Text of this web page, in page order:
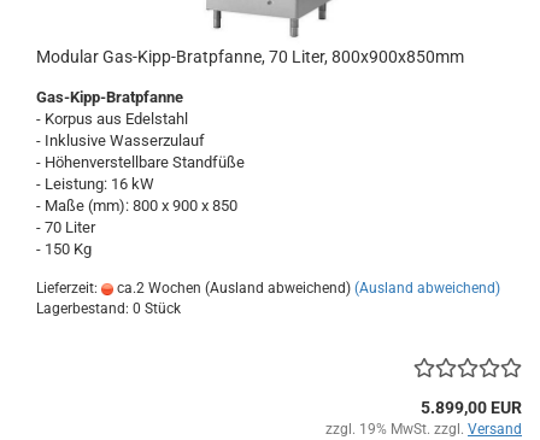
Modular Gas-Kipp-Bratpfanne, 70 Liter, 800x900x850mm
Gas-Kipp-Bratpfanne
- Korpus aus Edelstahl
- Inklusive Wasserzulauf
- Höhenverstellbare Standfüße
- Leistung: 16 kW
- Maße (mm): 800 x 900 x 850
- 70 Liter
- 150 Kg
Lieferzeit: ca.2 Wochen (Ausland abweichend) (Ausland abweichend)
Lagerbestand: 0 Stück
5.899,00 EUR
zzgl. 19% MwSt. zzgl. Versand